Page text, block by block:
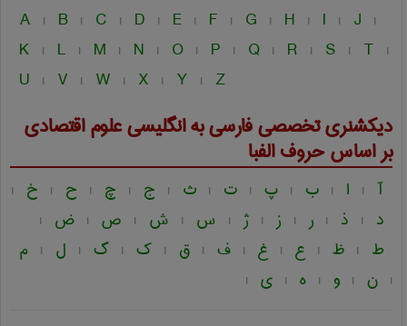
A | B | C | D | E | F | G | H | I | J |
K | L | M | N | O | P | Q | R | S | T |
U | V | W | X | Y | Z
دیکشنری تخصصی فارسی به انگلیسیعلوم اقتصادی
بر اساس حروف الفبا
آ | ا | ب | پ | ت | ث | ج | چ | ح | خ |
د | ذ | ر | ز | ژ | س | ش | ص | ض |
ط | ظ | ع | غ | ف | ق | ک | گ | ل | م
| ن | و | ه | ی |